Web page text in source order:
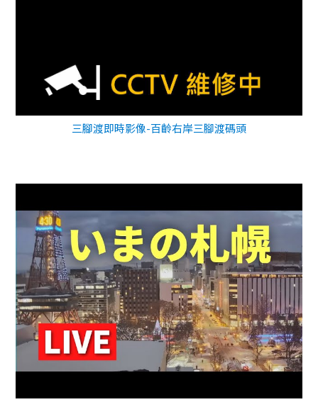
三腳渡即時影像-百齡右岸三腳渡碼頭